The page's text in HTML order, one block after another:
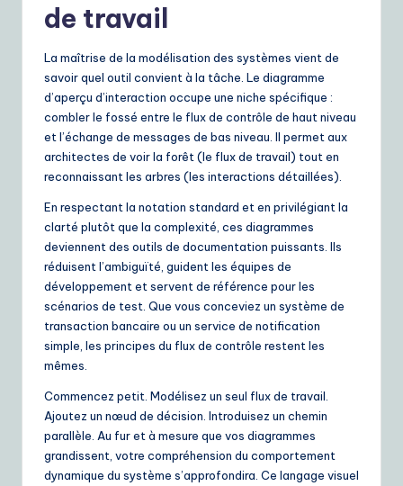
de travail
La maîtrise de la modélisation des systèmes vient de
savoir quel outil convient à la tâche. Le diagramme
d’aperçu d’interaction occupe une niche spécifique :
combler le fossé entre le flux de contrôle de haut niveau
et l’échange de messages de bas niveau. Il permet aux
architectes de voir la forêt (le flux de travail) tout en
reconnaissant les arbres (les interactions détaillées).
En respectant la notation standard et en privilégiant la
clarté plutôt que la complexité, ces diagrammes
deviennent des outils de documentation puissants. Ils
réduisent l’ambiguïté, guident les équipes de
développement et servent de référence pour les
scénarios de test. Que vous conceviez un système de
transaction bancaire ou un service de notification
simple, les principes du flux de contrôle restent les
mêmes.
Commencez petit. Modélisez un seul flux de travail.
Ajoutez un nœud de décision. Introduisez un chemin
parallèle. Au fur et à mesure que vos diagrammes
grandissent, votre compréhension du comportement
dynamique du système s’approfondira. Ce langage visuel